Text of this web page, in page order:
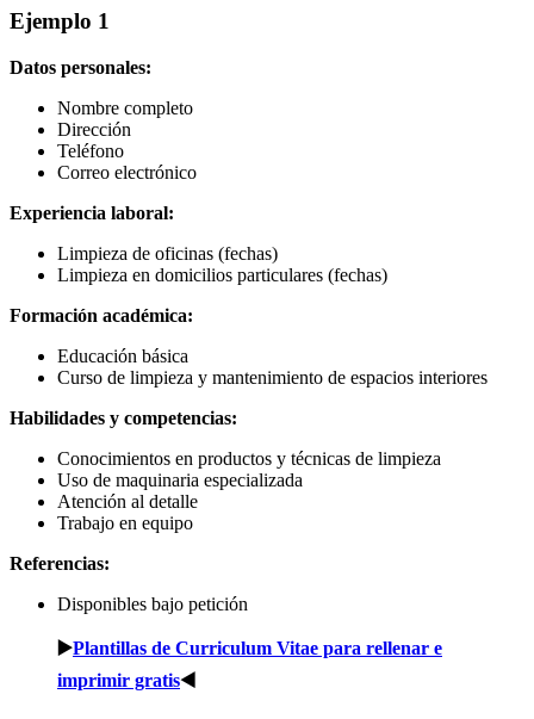
Ejemplo 1
Datos personales:
Nombre completo
Dirección
Teléfono
Correo electrónico
Experiencia laboral:
Limpieza de oficinas (fechas)
Limpieza en domicilios particulares (fechas)
Formación académica:
Educación básica
Curso de limpieza y mantenimiento de espacios interiores
Habilidades y competencias:
Conocimientos en productos y técnicas de limpieza
Uso de maquinaria especializada
Atención al detalle
Trabajo en equipo
Referencias:
Disponibles bajo petición
▶️Plantillas de Curriculum Vitae para rellenar e
imprimir gratis◀️